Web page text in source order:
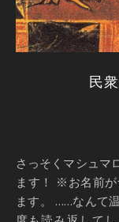
民
さっそくマシュマロをいただきました！ ありがとうござい
ます！ ※お名前が
ます。 ……なんて